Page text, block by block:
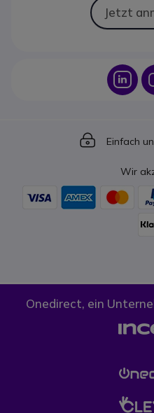
Jetzt
Icon
Icon
Einfach
Wir
Onedirect, ein